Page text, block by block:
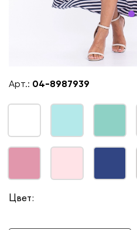
Арт.: 04-8987939
Цвет: